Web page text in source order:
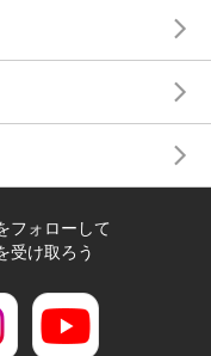
フォローして
受け取ろう